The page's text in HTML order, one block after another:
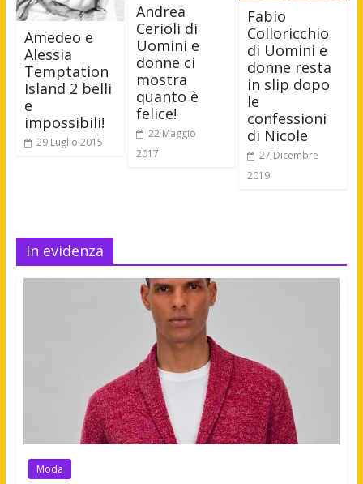
Amedeo e
Alessia
Temptation
Island 2 belli
e
impossibili!
29 Luglio 2015
Andrea
Cerioli di
Uomini e
donne ci
mostra
quanto è
felice!
22 Maggio
2017
Fabio
Colloricchio
di Uomini e
donne resta
in slip dopo
le
confessioni
di Nicole
27 Dicembre
2019
In evidenza
Moda